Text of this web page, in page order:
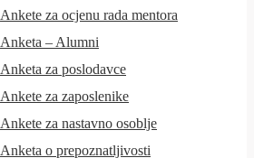
Ankete za ocjenu rada mentora
Anketa – Alumni
Anketa za poslodavce
Ankete za zaposlenike
Ankete za nastavno osoblje
Anketa o prepoznatljivosti